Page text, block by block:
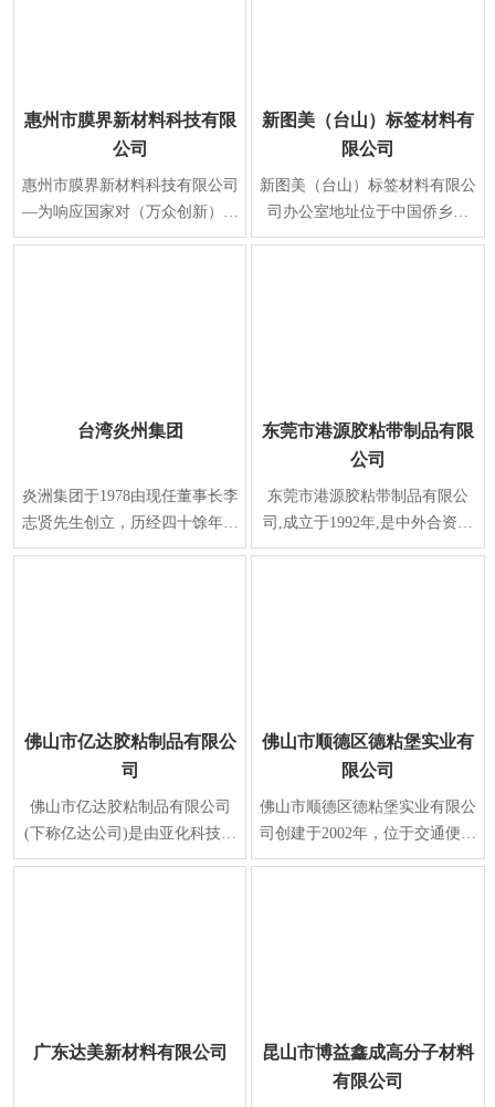
惠州市膜界新材料科技有限
公司
惠州市膜界新材料科技有限公司
—为响应国家对（万众创新）新
材料产业规划要求，在2015年正
新图美（台山）标签材料有
限公司
新图美（台山）标签材料有限公
司办公室地址位于中国侨乡江
门，江门 台山市水步镇福安东
台湾炎州集团
炎洲集团于1978由现任董事长李
志贤先生创立，历经四十馀年之
努力，为全球上下游整合最完整
东莞市港源胶粘带制品有限
公司
东莞市港源胶粘带制品有限公
司,成立于1992年,是中外合资企
业。位于广东省东莞市寮步镇松
佛山市亿达胶粘制品有限公
司
佛山市亿达胶粘制品有限公司
(下称亿达公司)是由亚化科技中
国有限公司和佛山佛塑科技集团
佛山市顺德区德粘堡实业有
限公司
佛山市顺德区德粘堡实业有限公
司创建于2002年，位于交通便利
的佛山市顺德区勒流镇勒流港集
广东达美新材料有限公司
昆山市博益鑫成高分子材料
有限公司